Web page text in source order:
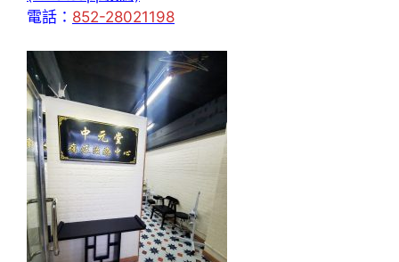
電話： 852-28021198